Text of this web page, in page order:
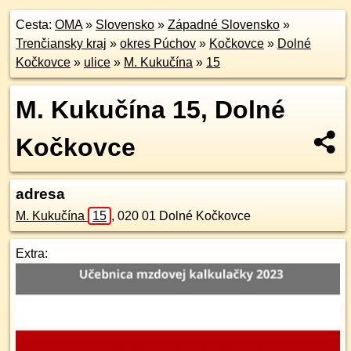
Cesta: OMA» Slovensko » Západné Slovensko »
Trenčiansky kraj » okres Púchov » Kočkovce » Dolné
Kočkovce » ulice » M. Kukučína » 15
M. Kukučína 15, Dolné
Kočkovce
adresa
M. Kukučína 15 , 020 01 Dolné Kočkovce
Extra: